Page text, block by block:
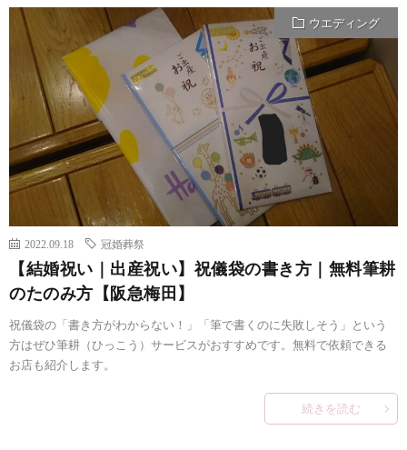
ウエディング
2022.09.18 冠婚葬祭
【結婚祝い｜出産祝い】祝儀袋の書き方｜無料筆耕
のたのみ方【阪急梅田】
祝儀袋の「書き方がわからない！」「筆で書くのに失敗しそう」という
方はぜひ筆耕（ひっこう）サービスがおすすめです。無料で依頼できる
お店も紹介します。
続きを読む